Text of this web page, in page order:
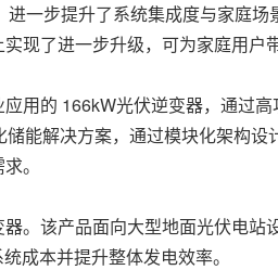
一步提升了系统集成度与家庭
现了进一步升级，可为家庭用户
用的 166kW光伏逆变器，通过
能解决方案，通过模块化架构
。
。该产品面向大型地面光伏电
成本并提升整体发电效率。